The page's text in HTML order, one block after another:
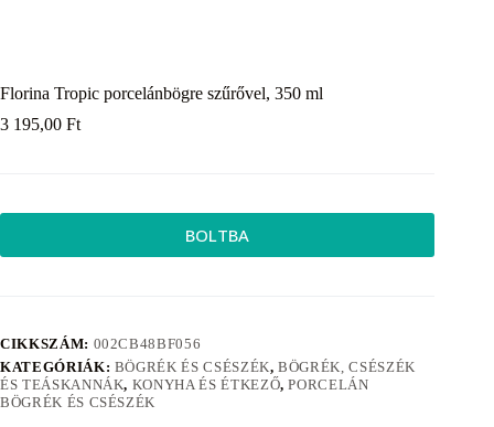
Florina Tropic porcelánbögre szűrővel, 350 ml
3 195,00 Ft
BOLTBA
CIKKSZÁM: 002CB48BF056
KATEGÓRIÁK: BÖGRÉK ÉS CSÉSZÉK,BÖGRÉK, CSÉSZÉK
ÉS TEÁSKANNÁK, KONYHA ÉS ÉTKEZŐ,PORCELÁN
BÖGRÉK ÉS CSÉSZÉK